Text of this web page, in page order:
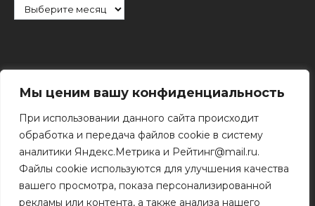
Мы ценим вашу конфиденциальность
При использовании данного сайта происходит
обработка и передача файлов cookie в систему
аналитики Яндекс.Метрика и Рейтинг@mail.ru.
Файлы cookie используются для улучшения качества
вашего просмотра, показа персонализированной
рекламы или контента, а также анализа нашего
Поиск